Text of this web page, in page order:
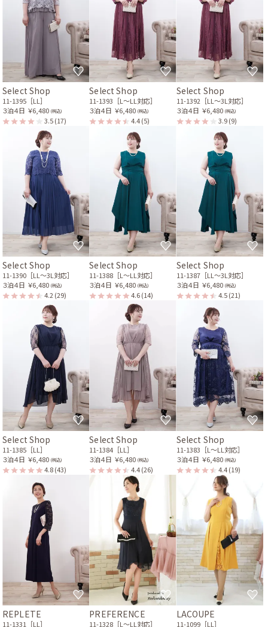
Select Shop
11-1395［LL］
３泊４日 ￥6,480 (税込)
3.5(17)
Select Shop
11-1393［L〜LL対応］
３泊４日 ￥6,480 (税込)
4.4(5)
Select Shop
11-1392［LL〜3L対応］
３泊４日 ￥6,480 (税込)
3.9(9)
Select Shop
11-1390［LL〜3L対応］
３泊４日 ￥6,480 (税込)
4.2 (29)
Select Shop
11-1388［L〜LL対応］
３泊４日 ￥6,480 (税込)
4.6(14)
Select Shop
11-1387［LL〜3L対応］
３泊４日 ￥6,480 (税込)
4.5(21)
Select Shop
11-1385［LL］
３泊４日 ￥6,480 (税込)
4.8(43)
Select Shop
11-1384［LL］
３泊４日 ￥6,480 (税込)
4.4(26)
Select Shop
11-1383［L〜LL対応］
３泊４日 ￥6,480 (税込)
4.4(19)
REPLETE
11-1331［LL］
PREFERENCE
11-1328［L〜LL対応］
LACOUPE
11-1099［LL］